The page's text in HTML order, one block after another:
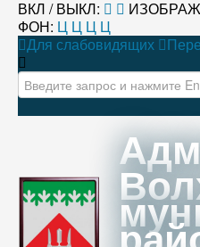
ВКЛ / ВЫКЛ:
ФОН: Ц Ц Ц Ц
Для слабовидящих
Искать...